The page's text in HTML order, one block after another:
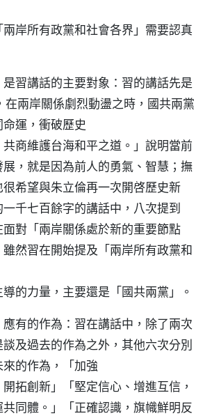
岸所有政黨和社會各界」需要認真
習講話的主要對象：習的講話先是
在兩岸關係劇烈動盪之時，國共兩黨
運，衝破歷史
商維護台海和平之道。」說明當前
，就是因為前人的勇氣、智慧；撫
希望與朱立倫再一次開啓歷史新
千七百餘字的講話中，八次提到
面對「兩岸關係處於新的重要節點
然習在開始提及「兩岸所有政黨和
的力量，主要還是「國共兩黨」。
有的作為：習在講話中，除了兩次
及過去的作為之外，其他六次分別
的作為，「加強
拓創新」「堅定信心、增進互信，
同體。」「正確認識，旗幟鮮明反